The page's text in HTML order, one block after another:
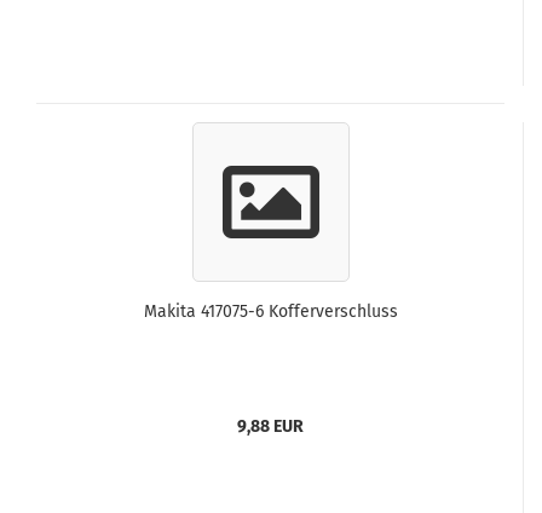
Makita 417075-6 Kofferverschluss
9,88 EUR